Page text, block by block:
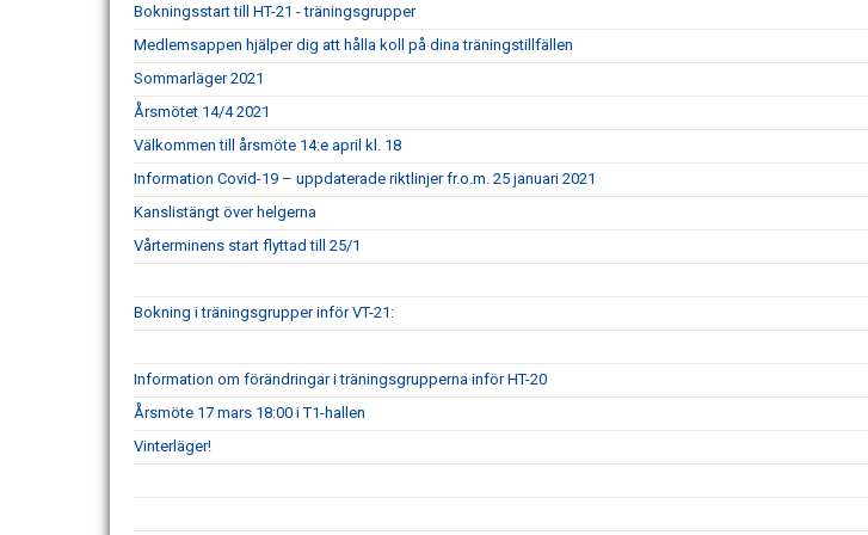
Bokningsstart till HT-21 - träningsgrupper
Medlemsappen hjälper dig att hålla koll på dina träningstillfällen
Sommarläger 2021
Årsmötet 14/4 2021
Välkommen till årsmöte 14:e april kl. 18
Information Covid-19 – uppdaterade riktlinjer fr.o.m. 25 januari 2021
Kanslistängt över helgerna
Vårterminens start flyttad till 25/1
Bokning i träningsgrupper inför VT-21:
Information om förändringar i träningsgrupperna inför HT-20
Årsmöte 17 mars 18:00 i T1-hallen
Vinterläger!